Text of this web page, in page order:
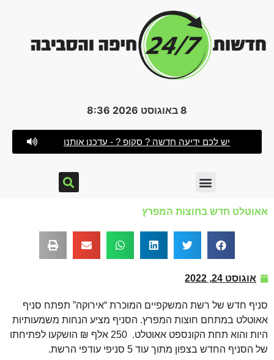
8 באוגוסט 2026 8:36
יש לכם ידיעה חדשה ? סקופ ? - עדכנו אותנו
אאוטלט חדש בחוצות המפרץ
אוגוסט 24, 2022
סניף חדש של רשת המשקפיים המוכרת “אירוקה” תפתח סניף
אאוטלט במתחם חוצות המפרץ. הסניף מציע הנחות משמעותיות
היות והוא תחת הקונספט אאוטלט. 250 אלף ₪ הושקעו לפתיחתו
של הסניף החדש בצפון מתוך עוד 5 סניפי עודפי הרשת.